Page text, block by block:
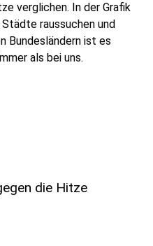
verglichen. In der Grafik
raussuchen und
Bundesländern ist es
als bei uns.
die Hitze